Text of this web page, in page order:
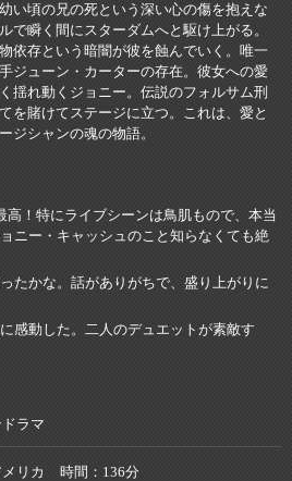
い頃の兄の死という深い心の傷を抱えな
で瞬く間にスターダムへと駆け上がる。
依存という暗闇が彼を蝕んでいく。唯一
ジューン・カーターの存在。彼女への愛
揺れ動くジョニー。伝説のフォルサム刑
を賭けてステージに立つ。これは、愛と
ジシャンの魂の物語。
高！特にライブシーンは鳥肌もので、本当
ニー・キャッシュのこと知らなくても絶
たかな。話がありがちで、盛り上がりに
感動した。二人のデュエットが素敵す
ラマ
メリカ 時間
136分